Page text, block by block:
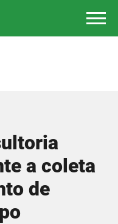
a coleta
de